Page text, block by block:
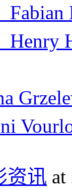
Henry
资讯 at